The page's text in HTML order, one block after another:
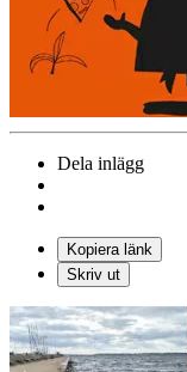
Dela inlägg
Kopiera länk
Skriv ut